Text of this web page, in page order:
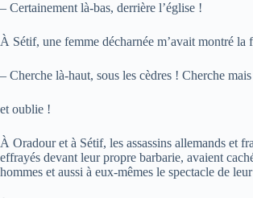
– Certainement là-bas, derrière l’église !
À Sétif, une femme décharnée m’avait montré la
– Cherche là-haut, sous les cèdres ! Cherche
et oublie !
À Oradour et à Sétif, les assassins allemands et
effrayés devant leur propre barbarie, avaient
hommes et aussi à eux-mêmes le spectacle de